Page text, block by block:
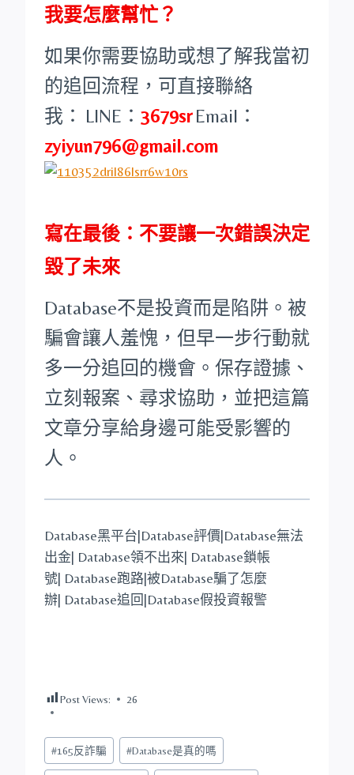
我要怎麼幫忙？
如果你需要協助或想了解我當初
的追回流程，可直接聯絡
我： LINE： 3679sr Email：
zyiyun796@gmail.com
寫在最後：不要讓一次錯誤決定
毀了未來
Database不是投資而是陷阱。被
騙會讓人羞愧，但早一步行動就
多一分追回的機會。保存證據、
立刻報案、尋求協助，並把這篇
文章分享給身邊可能受影響的
人。
Database黑平台|Database評價|Database無法
出金| Database領不出來| Database鎖帳
號| Database跑路|被Database騙了怎麼
辦| Database追回|Database假投資報警
Post Views: 26
Post
Tags:
#165反詐騙 #Database是真的嗎